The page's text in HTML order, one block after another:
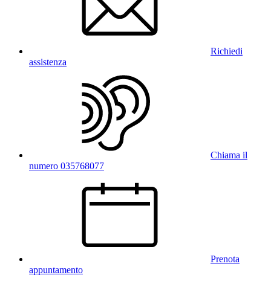
Richiedi
assistenza
Chiama il
numero 035768077
Prenota
appuntamento